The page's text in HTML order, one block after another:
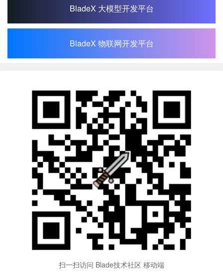
BladeX 大模型开发平台
BladeX 物联网开发平台
扫一扫访问 Blade技术社区 移动端